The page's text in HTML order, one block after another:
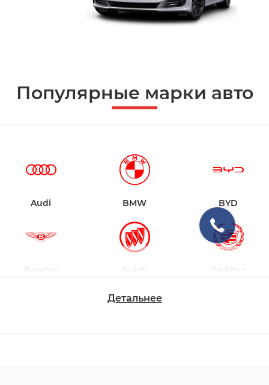
Популярные марки авто
Audi BMW BYD
Bentley Buick Cadillac
Детальнее